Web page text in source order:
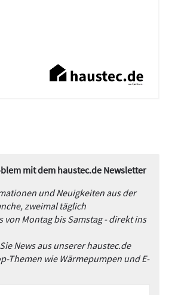
mit dem haustec.de Newsletter
und Neuigkeiten aus der
zweimal täglich
Montag bis Samstag - direkt ins
News aus unserer haustec.de
Themen wie Wärmepumpen und E-